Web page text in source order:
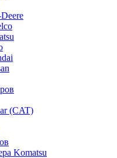
(CAT)
Komatsu